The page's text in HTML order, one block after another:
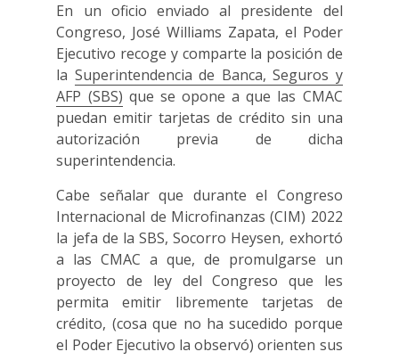
En un oficio enviado al presidente del
Congreso, José Williams Zapata, el Poder
Ejecutivo recoge y comparte la posición de
la Superintendencia de Banca, Seguros y
AFP (SBS) que se opone a que las CMAC
puedan emitir tarjetas de crédito sin una
autorización previa de dicha
superintendencia.
Cabe señalar que durante el Congreso
Internacional de Microfinanzas (CIM) 2022
la jefa de la SBS, Socorro Heysen, exhortó
a las CMAC a que, de promulgarse un
proyecto de ley del Congreso que les
permita emitir libremente tarjetas de
crédito, (cosa que no ha sucedido porque
el Poder Ejecutivo la observó) orienten sus